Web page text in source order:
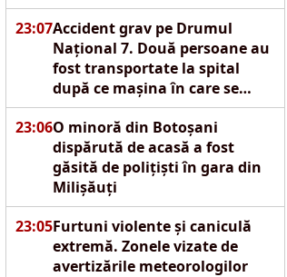
23:07Accident grav pe Drumul
Național 7. Două persoane au
fost transportate la spital
după ce mașina în care se
aflau s-a izbit de un pod
23:06O minoră din Botoșani
dispărută de acasă a fost
găsită de polițiști în gara din
Milișăuți
23:05Furtuni violente și caniculă
extremă. Zonele vizate de
avertizările meteorologilor